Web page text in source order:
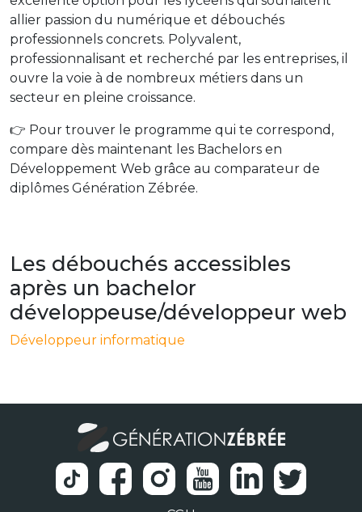
allier passion du numérique et débouchés
professionnels concrets. Polyvalent,
professionnalisant et recherché par les entreprises, il
ouvre la voie à de nombreux métiers dans un
secteur en pleine croissance.
👉 Pour trouver le programme qui te correspond,
compare dès maintenant les Bachelors en
Développement Web grâce au comparateur de
diplômes Génération Zébrée.
Les débouchés accessibles
après un bachelor
développeuse/développeur web
Développeur informatique